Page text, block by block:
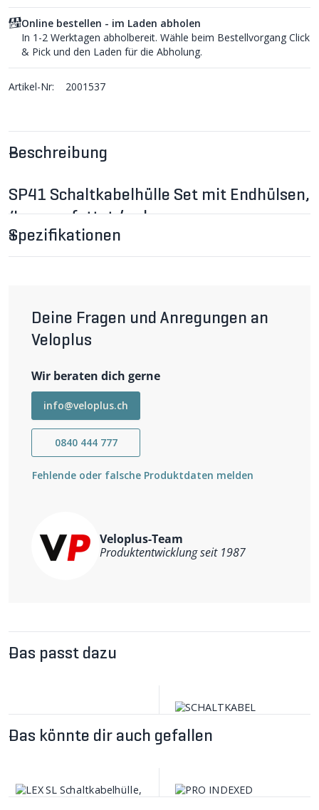
Beschreibung
SP41 Schaltkabelhülle Set mit Endhülsen,
4mm, gefettet / schwarz
Für kleine Bedienkräfte und lange Haltbarkeit ist die
Abdichtung des Zuges die entscheidende Grösse. Die
unbeschichteten Schaltkabel immer wieder sehr gut ab. (
Wichtigste Eigenschaften
Hülle Ø 4mm
Für Schalt­kabel bis Ø 1.2mm
Set mit 2m Hülle + 10 Stk. gedichtete Kunststoff-
Endhülsen
Spezifikationen
Deine Fragen und Anregungen an
Veloplus
Wir beraten dich gerne
info@veloplus.ch
0840 444 777
Fehlende oder falsche Produktdaten melden
Veloplus-Team
Produktentwicklung seit 1987
Online bestellen - im Laden abholen
In 1-2 Werktagen abholbereit. Wähle beim Bestellvorgang Click
& Pick und den Laden für die Abholung.
Artikel-Nr: 2001537
Das passt dazu
Das könnte dir auch gefallen